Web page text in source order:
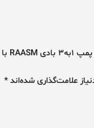
اولین کسی باشید که دیدگاهی می نویسد “واسکازین پمپ 1به3 بادی RAASM با
علامت‌گذاری شده‌اند *